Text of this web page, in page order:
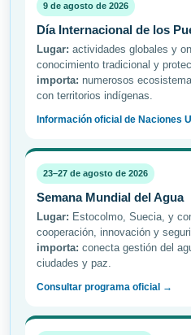
9 de agosto de 2026
Día Internacional de los
Lugar: actividades globales y
conocimiento tradicional y
importa: numerosos
con territorios indígenas.
Información oficial de Naciones
23–27 de agosto de 2026
Semana Mundial del Agua
Lugar: Estocolmo, Suecia, y
cooperación, innovación y
importa: conecta gestión del
ciudades y paz.
Consultar programa oficial →